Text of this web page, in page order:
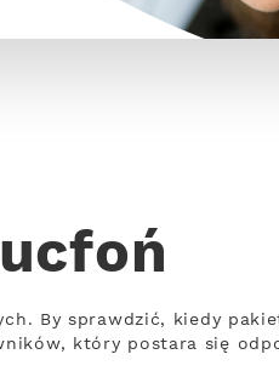
By sprawdzić, kiedy
który postara się